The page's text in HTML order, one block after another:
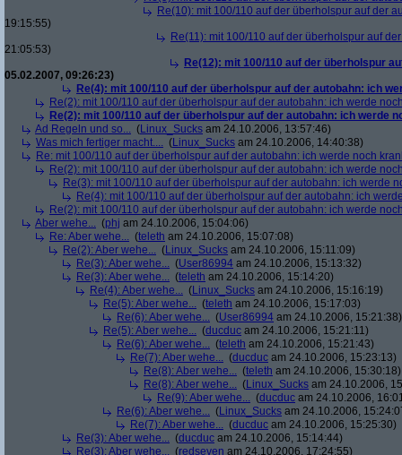
Re(10): mit 100/110 auf der überholspur auf der
19:15:55)
Re(11): mit 100/110 auf der überholspur auf
21:05:53)
Re(12): mit 100/110 auf der überholspur
05.02.2007, 09:26:23)
Re(4): mit 100/110 auf der überholspur auf der autobahn: ich
Re(2): mit 100/110 auf der überholspur auf der autobahn: ich werde
Re(2): mit 100/110 auf der überholspur auf der autobahn: ich werde
Ad Regeln und so... (Linux_Sucks am 24.10.2006, 13:57:46)
Was mich fertiger macht.... (Linux_Sucks am 24.10.2006, 14:40:38)
Re: mit 100/110 auf der überholspur auf der autobahn: ich werde noch
Re(2): mit 100/110 auf der überholspur auf der autobahn: ich werde
Re(3): mit 100/110 auf der überholspur auf der autobahn: ich werde
Re(4): mit 100/110 auf der überholspur auf der autobahn: ich
Re(2): mit 100/110 auf der überholspur auf der autobahn: ich werde
Aber wehe... (phj am 24.10.2006, 15:04:06)
Re: Aber wehe... (teleth am 24.10.2006, 15:07:08)
Re(2): Aber wehe... (Linux_Sucks am 24.10.2006, 15:11:09)
Re(3): Aber wehe... (User86994 am 24.10.2006, 15:13:32)
Re(3): Aber wehe... (teleth am 24.10.2006, 15:14:20)
Re(4): Aber wehe... (Linux_Sucks am 24.10.2006, 15:16:19)
Re(5): Aber wehe... (teleth am 24.10.2006, 15:17:03)
Re(6): Aber wehe... (User86994 am 24.10.2006, 15:21:38)
Re(5): Aber wehe... (ducduc am 24.10.2006, 15:21:11)
Re(6): Aber wehe... (teleth am 24.10.2006, 15:21:43)
Re(7): Aber wehe... (ducduc am 24.10.2006, 15:23:13)
Re(8): Aber wehe... (teleth am 24.10.2006, 15:30:18)
Re(8): Aber wehe... (Linux_Sucks am 24.10.2006,
Re(9): Aber wehe... (ducduc am 24.10.2006,
Re(6): Aber wehe... (Linux_Sucks am 24.10.2006,
Re(7): Aber wehe... (ducduc am 24.10.2006, 15:25:30)
Re(3): Aber wehe... (ducduc am 24.10.2006, 15:14:44)
Re(3): Aber wehe... (redseven am 24.10.2006, 17:24:55)